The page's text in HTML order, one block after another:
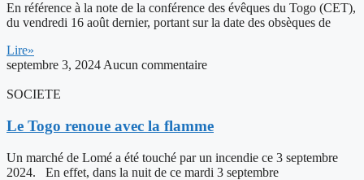
En référence à la note de la conférence des évêques du Togo (CET),
du vendredi 16 août dernier, portant sur la date des obsèques de
Lire»
septembre 3, 2024 Aucun commentaire
SOCIETE
Le Togo renoue avec la flamme
Un marché de Lomé a été touché par un incendie ce 3 septembre
2024. En effet, dans la nuit de ce mardi 3 septembre